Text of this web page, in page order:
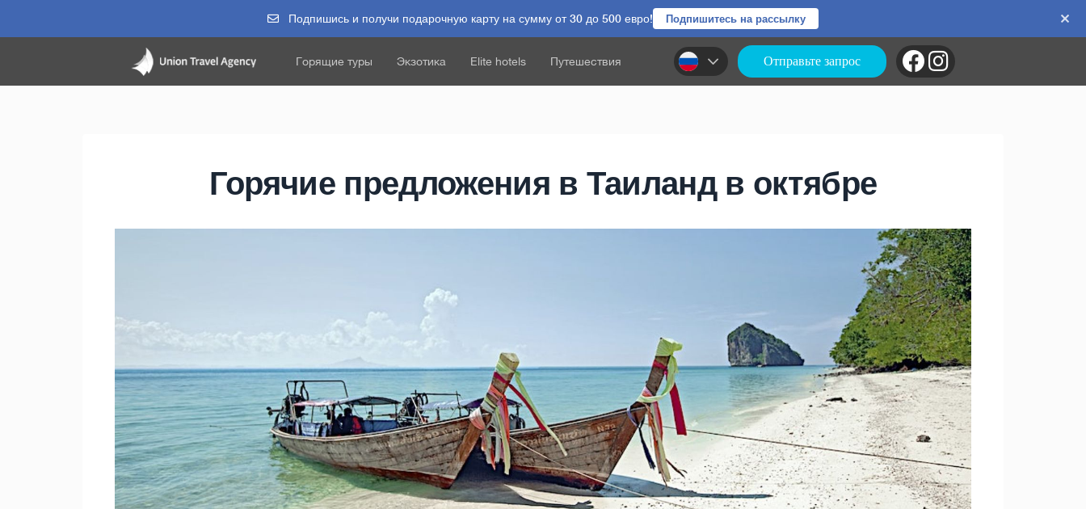
Подпишись и получи подарочную карту на сумму от 30 до 500 евро! Подпишитесь на рассылку
Горящие туры Экзотика Elite hotels Путешествия Отправьте запрос
Горячие предложения в Таиланд в октябре